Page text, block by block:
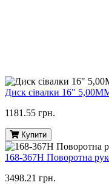
Диск сівалки 16"
1181.55 грн.
Купити
168-367H Поворотна
3498.21 грн.